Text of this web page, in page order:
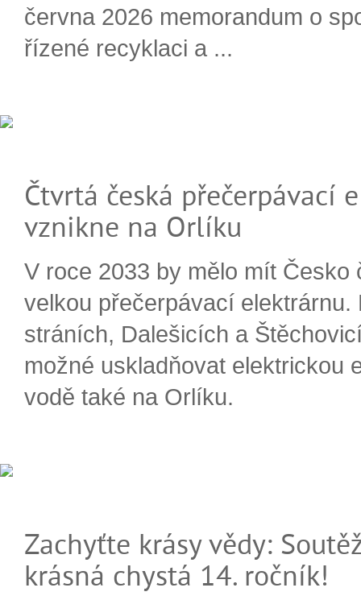
června 2026 memorandum o
řízené recyklaci a ...
Čtvrtá česká přečerpávací
vznikne na Orlíku
V roce 2033 by mělo mít Česko
velkou přečerpávací elektrárnu.
stráních, Dalešicích a
možné uskladňovat elektrickou
vodě také na Orlíku.
Zachyťte krásy vědy:
krásná chystá 14. ročník!